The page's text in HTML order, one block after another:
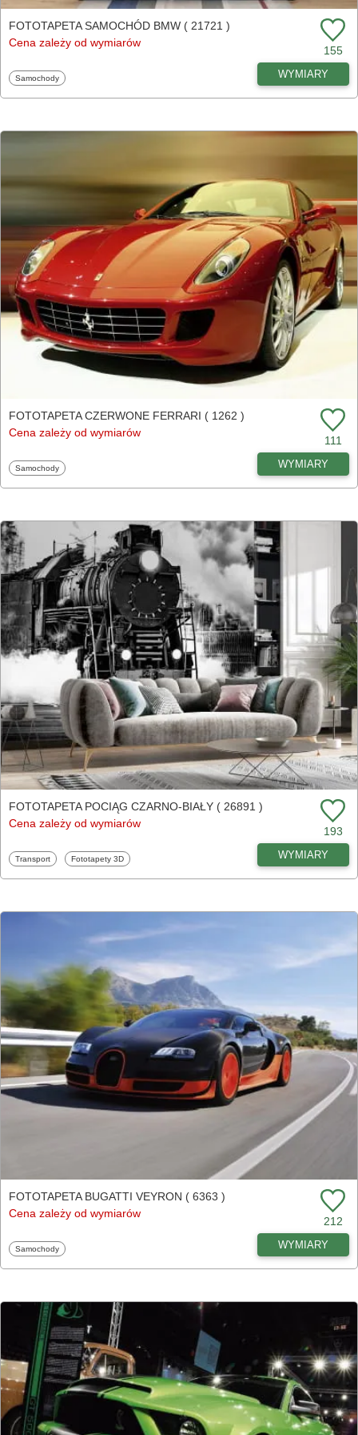
FOTOTAPETA SAMOCHÓD BMW ( 21721 )
Cena zależy od wymiarów
155
Fototapety
Samochody WYMIARY
FOTOTAPETA CZERWONE FERRARI ( 1262 )
Cena zależy od wymiarów
111
Fototapety
Samochody WYMIARY
FOTOTAPETA POCIĄG CZARNO-BIAŁY ( 26891 )
Cena zależy od wymiarów
193
Fototapety
Transport Fototapety
Fototapety 3D WYMIARY
FOTOTAPETA BUGATTI VEYRON ( 6363 )
Cena zależy od wymiarów
212
Fototapety
Samochody WYMIARY